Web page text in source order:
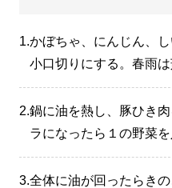
1.かぼちゃ、にんじん、
小口切りにする。春雨は
2.鍋に油を熱し、豚ひき
ラになったら１の野菜を
3.全体に油が回ったらき